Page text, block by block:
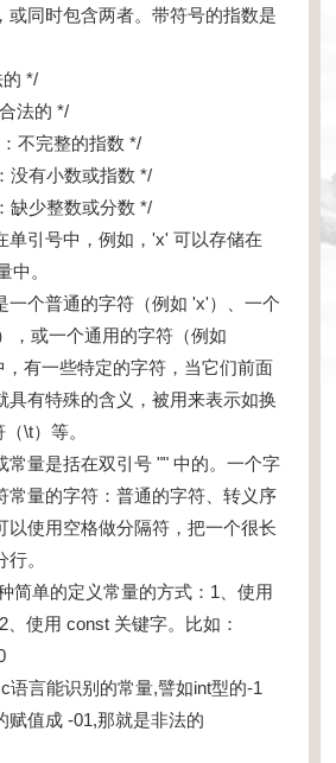
或同时包含两者。带符号的指数是
*/
法的 */
不完整的指数 */
有小数或指数 */
少整数或分数 */
引号中，例如，'x' 可以存储在
中。
个普通的字符（例如 'x'）、一个
，或一个通用的字符（例如
，有一些特定的字符，当它们前面
具有特殊的含义，被用来表示如换
\t）等。
量是括在双引号 "" 中的。一个字
常量的字符：普通的字符、转义序
以使用空格做分隔符，把一个很长
。
单的定义常量的方式：1、使用
、使用 const 关键字。比如：
言能识别的常量,譬如int型的-1
值成 -01,那就是非法的